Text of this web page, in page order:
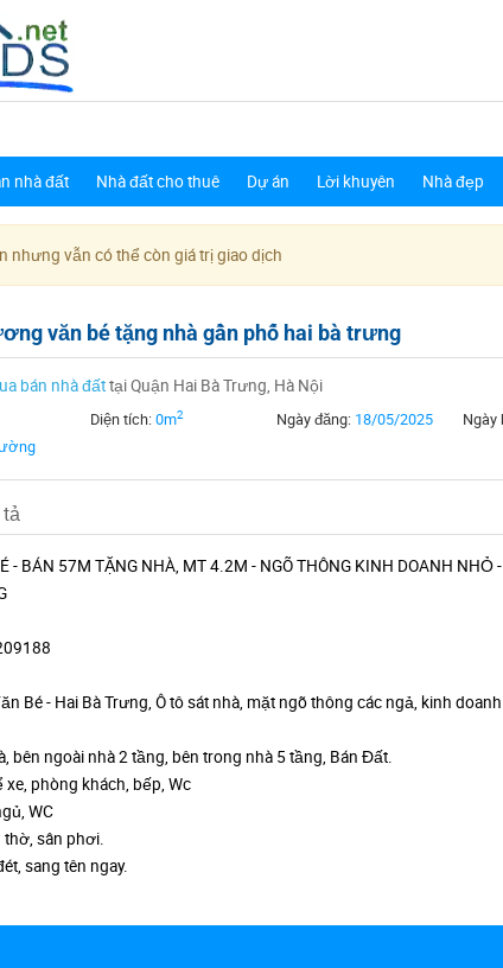
nhà đất Nhà đất cho thuê Dự án Lời khuyên Nhà đẹp
nhưng vẫn có thể còn giá trị giao dịch
văn bé tặng nhà gần phố hai bà trưng
bán nhà đấttại Quận Hai Bà Trưng, Hà Nội
Diện tích:0m2 Ngày đăng: 18/05/2025 Ngày
- BÁN 57M TẶNG NHÀ, MT 4.2M - NGÕ THÔNG KINH DOANH NHỎ
Bé - Hai Bà Trưng, Ô tô sát nhà, mặt ngõ thông các ngả, kinh
bên ngoài nhà 2 tầng, bên trong nhà 5 tầng, Bán Đất.
xe, phòng khách, bếp, Wc
WC
thờ, sân phơi.
sang tên ngay.